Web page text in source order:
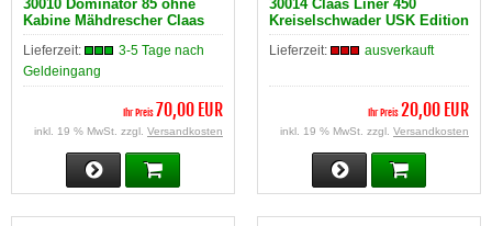
30010 Dominator 85 ohne
Kabine Mähdrescher Claas
Ed.
Lieferzeit:
3-5 Tage nach
Geldeingang
Ihr Preis70,00 EUR
inkl. 19 % MwSt. zzgl. Versandkosten
30014 Claas Liner 450
Kreiselschwader USK Edition
Lieferzeit: ausverkauft
Ihr Preis20,00 EUR
inkl. 19 % MwSt. zzgl. Versandkosten